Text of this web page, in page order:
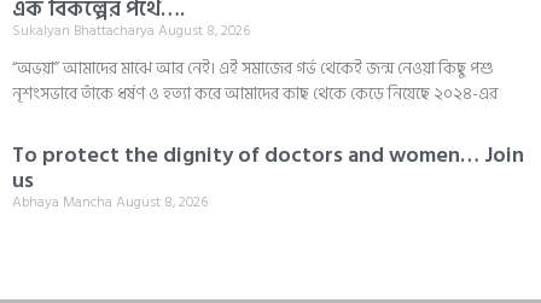
এক বিকল্পের পথে….
Sukalyan Bhattacharya August 8, 2026
“অভয়া” আমাদের মাঝে আর নেই। এই সমাজের গর্ভ থেকেই জন্ম নেওয়া কিছু পশু
নৃশংসভাবে তাঁকে ধর্ষণ ও হত্যা করে আমাদের কাছ থেকে কেড়ে নিয়েছে ২০২৪-এর
To protect the dignity of doctors and women… Join
us
Abhaya Mancha August 8, 2026